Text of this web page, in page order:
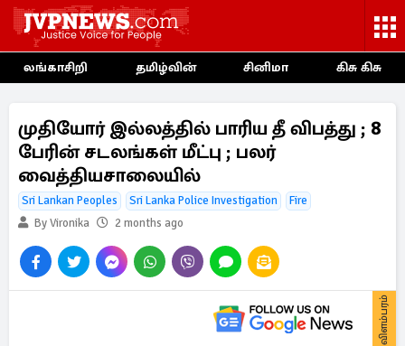
லங்காசிறி தமிழ்வின் சினிமா கிசு கிசு
முதியோர் இல்லத்தில் பாரிய தீ விபத்து ; 8
பேரின் சடலங்கள் மீட்பு ; பலர்
வைத்தியசாலையில்
Sri Lankan Peoples Sri Lanka Police Investigation
Fire
By Vironika
2 months ago
விளம்பரம்